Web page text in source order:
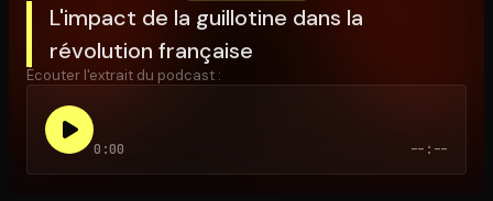
Ouvre l'app Appareil photo, pointe sur le code. C'est gratuit à
L'impact de la guillotine dans la
révolution française
Écouter l'extrait du podcast :
0:00 --:--